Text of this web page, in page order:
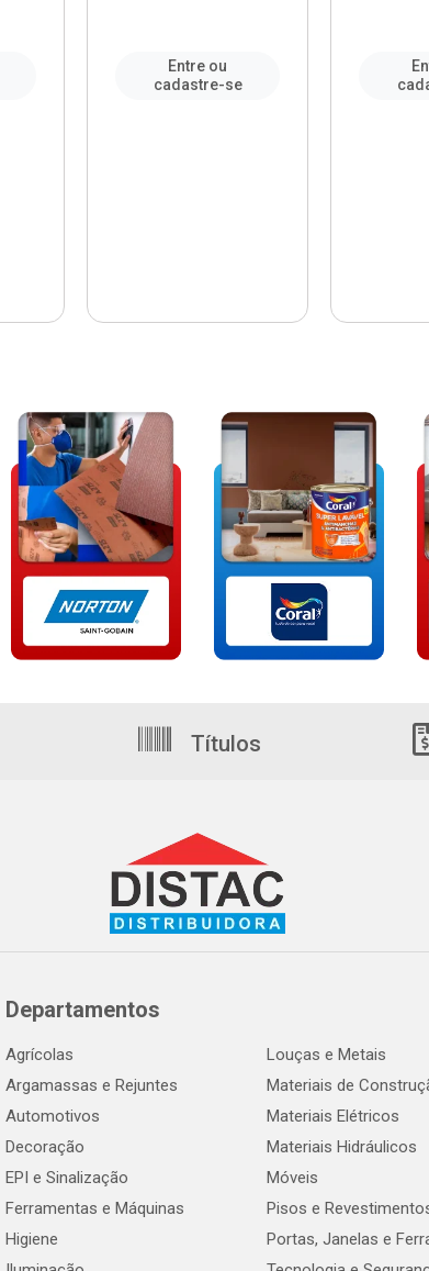
Entre ou
cadastre-se
Títulos
Departamentos
Agrícolas
Argamassas e Rejuntes
Automotivos
Decoração
EPI e Sinalização
Ferramentas e Máquinas
Higiene
Louças e Metais
Materiais de
Materiais Elétricos
Materiais Hidráulicos
Móveis
Pisos e
Portas, Janelas e